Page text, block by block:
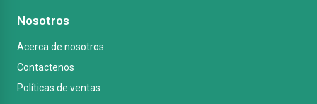
Nosotros
Acerca de nosotros
Contactenos
Políticas de ventas